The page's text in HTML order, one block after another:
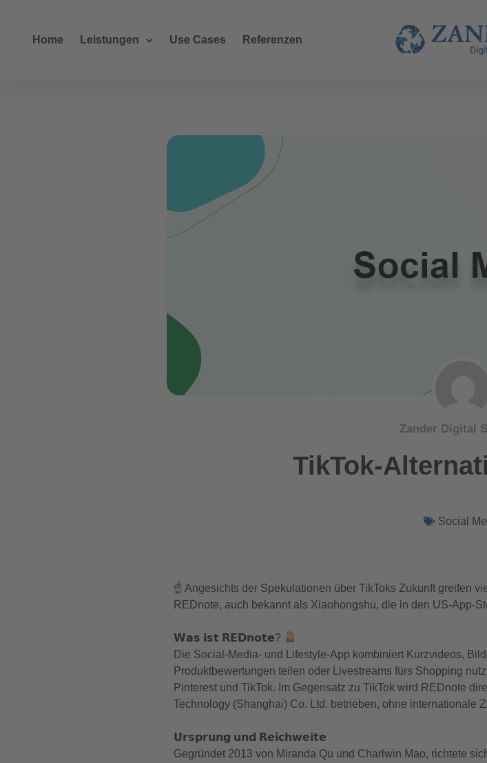
Home Leistungen Use Cases Referenzen
Zander Digital
TikTok-
Social
☝ Angesichts der Spekulationen über TikToks Zukunft greifen
REDnote, auch bekannt als Xiaohongshu, die in den US-App-
𝗪𝗮𝘀 𝗶𝘀𝘁 𝗥𝗘𝗗𝗻𝗼𝘁𝗲?
Die Social-Media- und Lifestyle-App kombiniert Kurzvideos,
Produktbewertungen teilen oder Livestreams fürs Shopping
Pinterest und TikTok. Im Gegensatz zu TikTok wird REDnote
Technology (Shanghai) Co. Ltd. betrieben, ohne internationale
𝗨𝗿𝘀𝗽𝗿𝘂𝗻𝗴 𝘂𝗻𝗱 𝗥𝗲𝗶𝗰𝗵𝘄𝗲𝗶𝘁𝗲
Gegründet 2013 von Miranda Qu und Charlwin Mao, richtete